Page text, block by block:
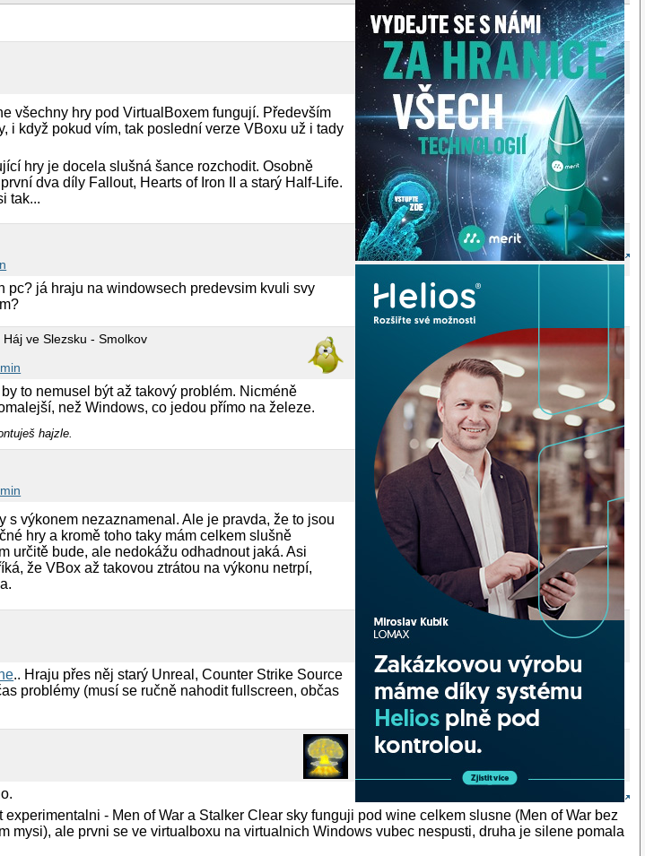
všechny hry pod VirtualBoxem fungují. Především
i když pokud vím, tak poslední verze VBoxu už i tady
hry je docela slušná šance rozchodit. Osobně
dva díly Fallout, Hearts of Iron II a starý Half-Life.
tak...
pc? já hraju na windowsech predevsim kvuli svy
Háj ve Slezsku - Smolkov
to nemusel být až takový problém. Nicméně
než Windows, co jedou přímo na železe.
hajzle.
s výkonem nezaznamenal. Ale je pravda, že to jsou
hry a kromě toho taky mám celkem slušně
určitě bude, ale nedokážu odhadnout jaká. Asi
že VBox až takovou ztrátou na výkonu netrpí,
.. Hraju přes něj starý Unreal, Counter Strike Source
problémy (musí se ručně nahodit fullscreen, občas
- Men of War a Stalker Clear sky funguji pod wine celkem slusne (Men of War bez
mysi), ale prvni se ve virtualboxu na virtualnich Windows vubec nespusti, druha je silene pomala